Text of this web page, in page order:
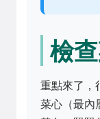
檢
重點來了，
菜心（最內